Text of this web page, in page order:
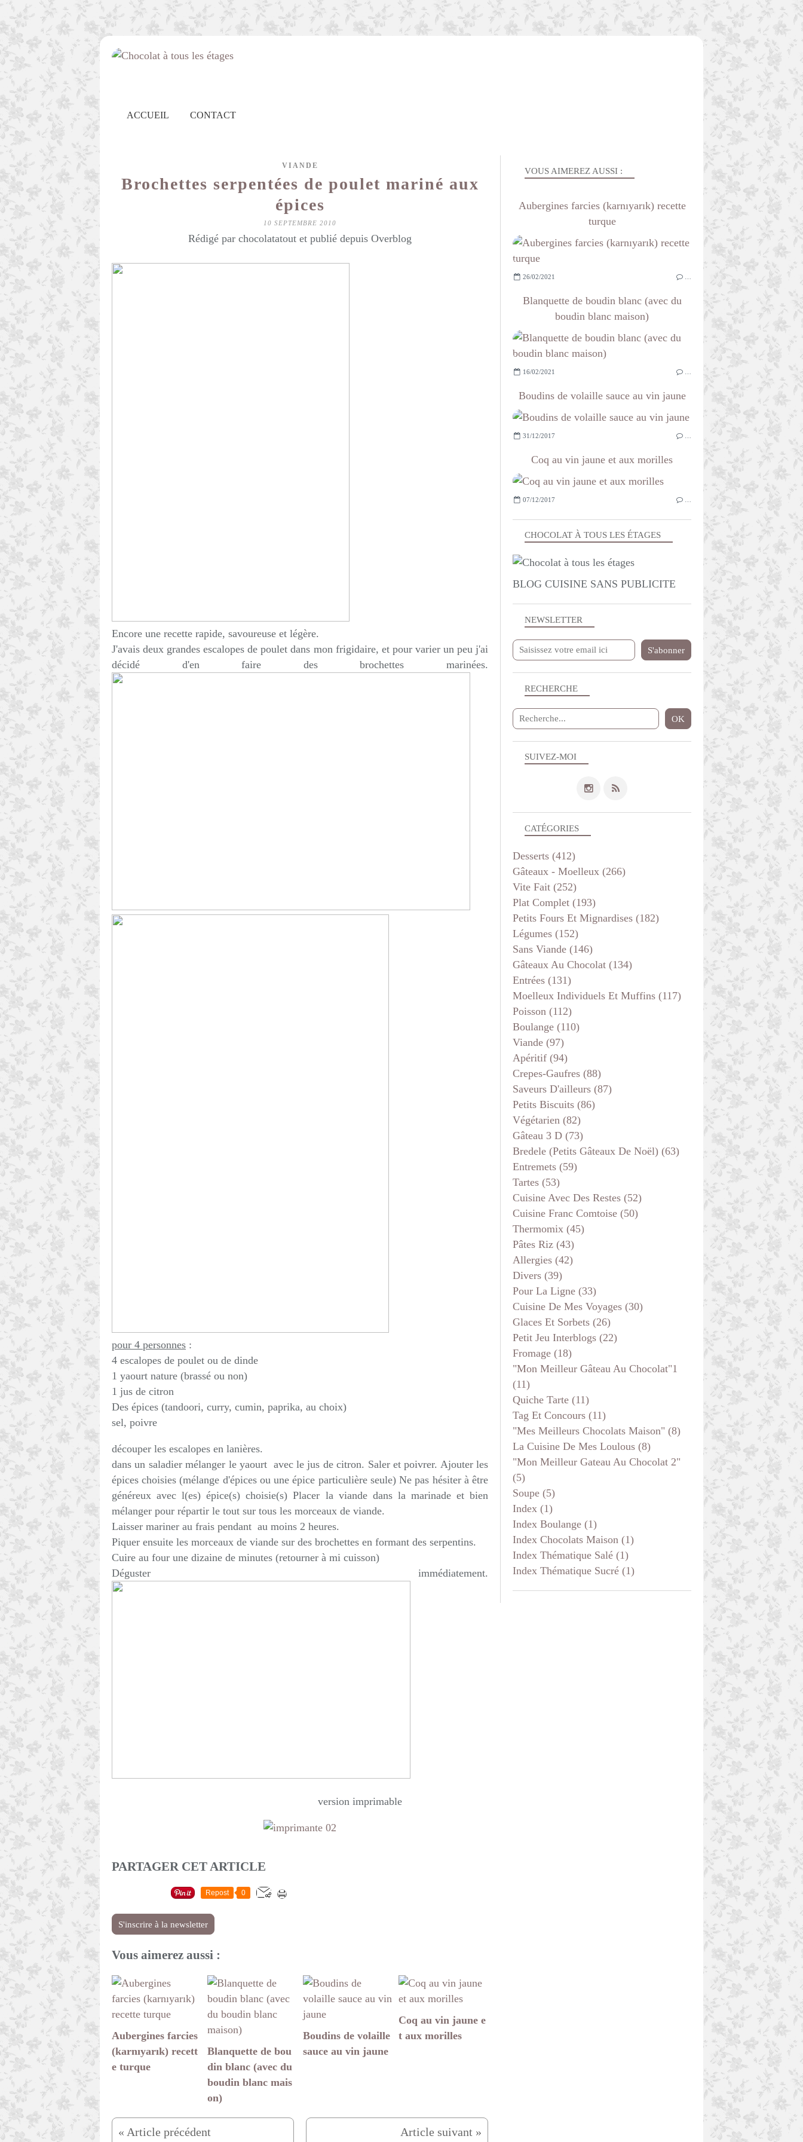
ACCUEIL CONTACT
VIANDE
Brochettes serpentées de poulet mariné aux
épices
10 SEPTEMBRE 2010
Rédigé par chocolatatout et publié depuis Overblog
Encore une recette rapide, savoureuse et légère.
J'avais deux grandes escalopes de poulet dans mon frigidaire, et pour varier un peu j'ai
décidé d'en faire des brochettes marinées.
pour 4 personnes :
4 escalopes de poulet ou de dinde
1 yaourt nature (brassé ou non)
1 jus de citron
Des épices (tandoori, curry, cumin, paprika, au choix)
sel, poivre
découper les escalopes en lanières.
dans un saladier mélanger le yaourt avec le jus de citron. Saler et poivrer. Ajouter les
épices choisies (mélange d'épices ou une épice particulière seule) Ne pas hésiter à être
généreux avec l(es) épice(s) choisie(s) Placer la viande dans la marinade et bien
mélanger pour répartir le tout sur tous les morceaux de viande.
Laisser mariner au frais pendant au moins 2 heures.
Piquer ensuite les morceaux de viande sur des brochettes en formant des serpentins.
Cuire au four une dizaine de minutes (retourner à mi cuisson)
Déguster immédiatement.
version imprimable
PARTAGER CET ARTICLE
Repost 0
S'inscrire à la newsletter
Vous aimerez aussi :
Aubergines farcies
(karnıyarık) recett
e turque
Blanquette de bou
din blanc (avec du
boudin blanc mais
on)
Boudins de volaille
sauce au vin jaune
Coq au vin jaune e
t aux morilles
NEWSLETTER
SUIVEZ-MOI
RECHERCHE
CHOCOLAT À TOUS LES ÉTAGES
BLOG CUISINE SANS PUBLICITE
VOUS AIMEREZ AUSSI :
Aubergines farcies (karnıyarık) recette
turque
26/02/2021
Blanquette de boudin blanc (avec du
boudin blanc maison)
16/02/2021
Boudins de volaille sauce au vin jaune
31/12/2017
Coq au vin jaune et aux morilles
07/12/2017
CATÉGORIES
Desserts (412)
Gâteaux - Moelleux (266)
Vite Fait (252)
Plat Complet (193)
Petits Fours Et Mignardises (182)
Légumes (152)
Sans Viande (146)
Gâteaux Au Chocolat (134)
Entrées (131)
Moelleux Individuels Et Muffins (117)
Poisson (112)
Boulange (110)
Viande (97)
Apéritif (94)
Crepes-Gaufres (88)
Saveurs D'ailleurs (87)
Petits Biscuits (86)
Végétarien (82)
Gâteau 3 D (73)
Bredele (petits Gâteaux De Noël) (63)
Entremets (59)
Tartes (53)
Cuisine Avec Des Restes (52)
Cuisine Franc Comtoise (50)
Thermomix (45)
Pâtes Riz (43)
Allergies (42)
Divers (39)
Pour La Ligne (33)
Cuisine De Mes Voyages (30)
Glaces Et Sorbets (26)
Petit Jeu Interblogs (22)
Fromage (18)
"mon Meilleur Gâteau Au Chocolat"1
(11)
Quiche Tarte (11)
Tag Et Concours (11)
"mes Meilleurs Chocolats Maison" (8)
La Cuisine De Mes Loulous (8)
"mon Meilleur Gateau Au Chocolat 2"
(5)
Soupe (5)
Index (1)
Index Boulange (1)
Index Chocolats Maison (1)
Index Thématique Salé (1)
Index Thématique Sucré (1)